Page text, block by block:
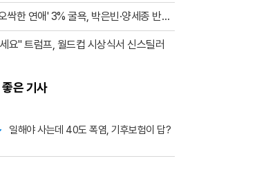
싹한 연애' 3% 굴욕, 박은빈·양세종 반전
요" 트럼프, 월드컵 시상식서 신스틸러
은 기사
일해야 사는데 40도 폭염, 기후보험이 답?